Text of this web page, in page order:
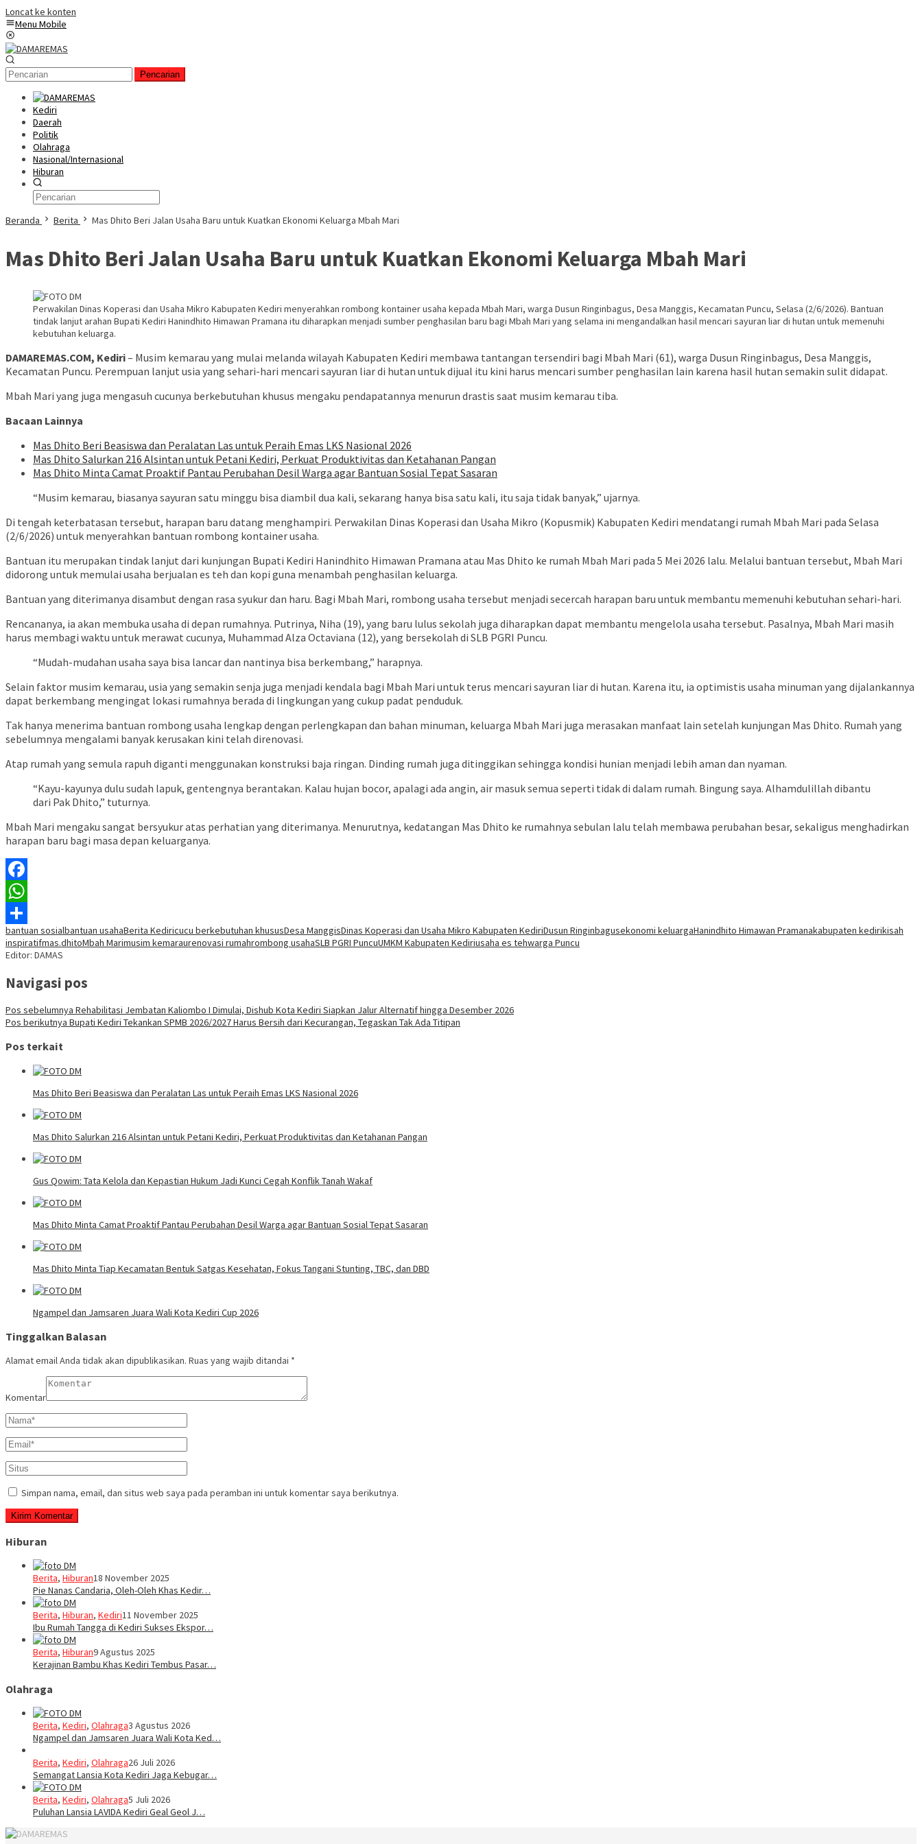
Loncat ke konten
Menu Mobile
Pencarian
Kediri
Daerah
Politik
Olahraga
Nasional/Internasional
Hiburan
Beranda Berita Mas Dhito Beri Jalan Usaha Baru untuk Kuatkan Ekonomi Keluarga Mbah Mari
Mas Dhito Beri Jalan Usaha Baru untuk Kuatkan Ekonomi Keluarga Mbah Mari
Perwakilan Dinas Koperasi dan Usaha Mikro Kabupaten Kediri menyerahkan rombong kontainer usaha kepada Mbah Mari, warga Dusun Ringinbagus, Desa Manggis, Kecamatan Puncu, Selasa (2/6/2026). Bantuan
tindak lanjut arahan Bupati Kediri Hanindhito Himawan Pramana itu diharapkan menjadi sumber penghasilan baru bagi Mbah Mari yang selama ini mengandalkan hasil mencari sayuran liar di hutan untuk memenuhi
kebutuhan keluarga.
DAMAREMAS.COM, Kediri– Musim kemarau yang mulai melanda wilayah Kabupaten Kediri membawa tantangan tersendiri bagi Mbah Mari (61), warga Dusun Ringinbagus, Desa Manggis,
Kecamatan Puncu. Perempuan lanjut usia yang sehari-hari mencari sayuran liar di hutan untuk dijual itu kini harus mencari sumber penghasilan lain karena hasil hutan semakin sulit didapat.
Mbah Mari yang juga mengasuh cucunya berkebutuhan khusus mengaku pendapatannya menurun drastis saat musim kemarau tiba.
Bacaan Lainnya
Mas Dhito Beri Beasiswa dan Peralatan Las untuk Peraih Emas LKS Nasional 2026
Mas Dhito Salurkan 216 Alsintan untuk Petani Kediri, Perkuat Produktivitas dan Ketahanan Pangan
Mas Dhito Minta Camat Proaktif Pantau Perubahan Desil Warga agar Bantuan Sosial Tepat Sasaran
“Musim kemarau, biasanya sayuran satu minggu bisa diambil dua kali, sekarang hanya bisa satu kali, itu saja tidak banyak,” ujarnya.
Di tengah keterbatasan tersebut, harapan baru datang menghampiri. Perwakilan Dinas Koperasi dan Usaha Mikro (Kopusmik) Kabupaten Kediri mendatangi rumah Mbah Mari pada Selasa
(2/6/2026) untuk menyerahkan bantuan rombong kontainer usaha.
Bantuan itu merupakan tindak lanjut dari kunjungan Bupati Kediri Hanindhito Himawan Pramana atau Mas Dhito ke rumah Mbah Mari pada 5 Mei 2026 lalu. Melalui bantuan tersebut, Mbah Mari
didorong untuk memulai usaha berjualan es teh dan kopi guna menambah penghasilan keluarga.
Bantuan yang diterimanya disambut dengan rasa syukur dan haru. Bagi Mbah Mari, rombong usaha tersebut menjadi secercah harapan baru untuk membantu memenuhi kebutuhan sehari-hari.
Rencananya, ia akan membuka usaha di depan rumahnya. Putrinya, Niha (19), yang baru lulus sekolah juga diharapkan dapat membantu mengelola usaha tersebut. Pasalnya, Mbah Mari masih
harus membagi waktu untuk merawat cucunya, Muhammad Alza Octaviana (12), yang bersekolah di SLB PGRI Puncu.
“Mudah-mudahan usaha saya bisa lancar dan nantinya bisa berkembang,” harapnya.
Selain faktor musim kemarau, usia yang semakin senja juga menjadi kendala bagi Mbah Mari untuk terus mencari sayuran liar di hutan. Karena itu, ia optimistis usaha minuman yang dijalankannya
dapat berkembang mengingat lokasi rumahnya berada di lingkungan yang cukup padat penduduk.
Tak hanya menerima bantuan rombong usaha lengkap dengan perlengkapan dan bahan minuman, keluarga Mbah Mari juga merasakan manfaat lain setelah kunjungan Mas Dhito. Rumah yang
sebelumnya mengalami banyak kerusakan kini telah direnovasi.
Atap rumah yang semula rapuh diganti menggunakan konstruksi baja ringan. Dinding rumah juga ditinggikan sehingga kondisi hunian menjadi lebih aman dan nyaman.
“Kayu-kayunya dulu sudah lapuk, gentengnya berantakan. Kalau hujan bocor, apalagi ada angin, air masuk semua seperti tidak di dalam rumah. Bingung saya. Alhamdulillah dibantu
dari Pak Dhito,” tuturnya.
Mbah Mari mengaku sangat bersyukur atas perhatian yang diterimanya. Menurutnya, kedatangan Mas Dhito ke rumahnya sebulan lalu telah membawa perubahan besar, sekaligus menghadirkan
harapan baru bagi masa depan keluarganya.
Facebook
WhatsApp
Share
bantuan sosialbantuan usahaBerita Kediricucu berkebutuhan khususDesa ManggisDinas Koperasi dan Usaha Mikro Kabupaten KediriDusun Ringinbagusekonomi keluargaHanindhito Himawan Pramanakabupaten kedirikisah
inspiratifmas.dhitoMbah Marimusim kemaraurenovasi rumahrombong usahaSLB PGRI PuncuUMKM Kabupaten Kediriusaha es tehwarga Puncu
Editor: DAMAS
Navigasi pos
Pos sebelumnya Rehabilitasi Jembatan Kaliombo I Dimulai, Dishub Kota Kediri Siapkan Jalur Alternatif hingga Desember 2026
Pos berikutnya Bupati Kediri Tekankan SPMB 2026/2027 Harus Bersih dari Kecurangan, Tegaskan Tak Ada Titipan
Pos terkait
Mas Dhito Beri Beasiswa dan Peralatan Las untuk Peraih Emas LKS Nasional 2026
Mas Dhito Salurkan 216 Alsintan untuk Petani Kediri, Perkuat Produktivitas dan Ketahanan Pangan
Gus Qowim: Tata Kelola dan Kepastian Hukum Jadi Kunci Cegah Konflik Tanah Wakaf
Mas Dhito Minta Camat Proaktif Pantau Perubahan Desil Warga agar Bantuan Sosial Tepat Sasaran
Mas Dhito Minta Tiap Kecamatan Bentuk Satgas Kesehatan, Fokus Tangani Stunting, TBC, dan DBD
Ngampel dan Jamsaren Juara Wali Kota Kediri Cup 2026
Tinggalkan Balasan
Alamat email Anda tidak akan dipublikasikan. Ruas yang wajib ditandai *
Komentar
Simpan nama, email, dan situs web saya pada peramban ini untuk komentar saya berikutnya.
Hiburan
Berita, Hiburan18 November 2025
Pie Nanas Candaria, Oleh-Oleh Khas Kedir…
Berita, Hiburan, Kediri11 November 2025
Ibu Rumah Tangga di Kediri Sukses Ekspor…
Berita, Hiburan9 Agustus 2025
Kerajinan Bambu Khas Kediri Tembus Pasar…
Olahraga
Berita, Kediri, Olahraga3 Agustus 2026
Ngampel dan Jamsaren Juara Wali Kota Ked…
Berita, Kediri, Olahraga26 Juli 2026
Semangat Lansia Kota Kediri Jaga Kebugar…
Berita, Kediri, Olahraga5 Juli 2026
Puluhan Lansia LAVIDA Kediri Geal Geol J…